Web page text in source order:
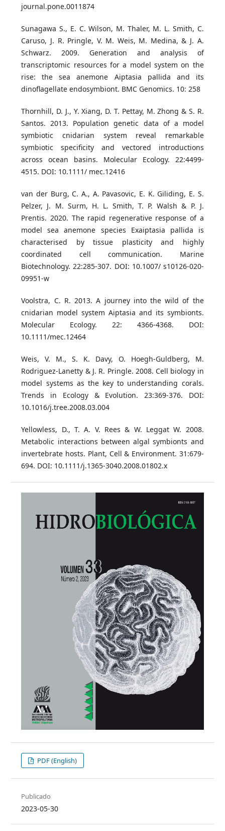
journal.pone.0011874
Sunagawa S., E. C. Wilson, M. Thaler, M. L. Smith, C.
Caruso, J. R. Pringle, V. M. Weis, M. Medina, & J. A.
Schwarz. 2009. Generation and analysis of
transcriptomic resources for a model system on the
rise: the sea anemone Aiptasia pallida and its
dinoflagellate endosymbiont. BMC Genomics. 10: 258
Thornhill, D. J., Y. Xiang, D. T. Pettay, M. Zhong & S. R.
Santos. 2013. Population genetic data of a model
symbiotic cnidarian system reveal remarkable
symbiotic specificity and vectored introductions
across ocean basins. Molecular Ecology. 22:4499-
4515. DOI: 10.1111/ mec.12416
van der Burg, C. A., A. Pavasovic, E. K. Giliding, E. S.
Pelzer, J. M. Surm, H. L. Smith, T. P. Walsh & P. J.
Prentis. 2020. The rapid regenerative response of a
model sea anemone species Exaiptasia pallida is
characterised by tissue plasticity and highly
coordinated cell communication. Marine
Biotechnology. 22:285-307. DOI: 10.1007/ s10126-020-
09951-w
Voolstra, C. R. 2013. A journey into the wild of the
cnidarian model system Aiptasia and its symbionts.
Molecular Ecology. 22: 4366-4368. DOI:
10.1111/mec.12464
Weis, V. M., S. K. Davy, O. Hoegh-Guldberg, M.
Rodriguez-Lanetty & J. R. Pringle. 2008. Cell biology in
model systems as the key to understanding corals.
Trends in Ecology & Evolution. 23:369-376. DOI:
10.1016/j.tree.2008.03.004
Yellowless, D., T. A. V. Rees & W. Leggat W. 2008.
Metabolic interactions between algal symbionts and
invertebrate hosts. Plant, Cell & Environment. 31:679-
694. DOI: 10.1111/j.1365-3040.2008.01802.x
PDF (English)
Publicado
2023-05-30